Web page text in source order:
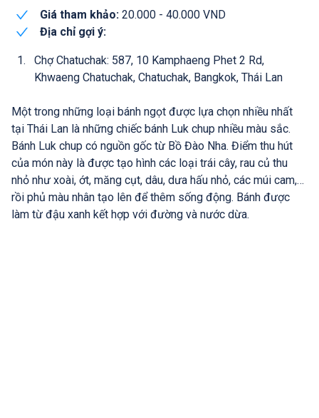
Giá tham khảo: 20.000 - 40.000 VND
Địa chỉ gợi ý:
Chợ Chatuchak: 587, 10 Kamphaeng Phet 2 Rd,
Khwaeng Chatuchak, Chatuchak, Bangkok, Thái Lan
Một trong những loại bánh ngọt được lựa chọn nhiều nhất
tại Thái Lan là những chiếc bánh Luk chup nhiều màu sắc.
Bánh Luk chup có nguồn gốc từ Bồ Đào Nha. Điểm thu hút
của món này là được tạo hình các loại trái cây, rau củ thu
nhỏ như xoài, ớt, măng cụt, dâu, dưa hấu nhỏ, các múi cam,…
rồi phủ màu nhân tạo lên để thêm sống động. Bánh được
làm từ đậu xanh kết hợp với đường và nước dừa.